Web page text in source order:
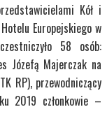
Kół i
Europejskiego w
58 osób:
Józefą Majerczak na
RP), przewodniczący
2019 członkowie –